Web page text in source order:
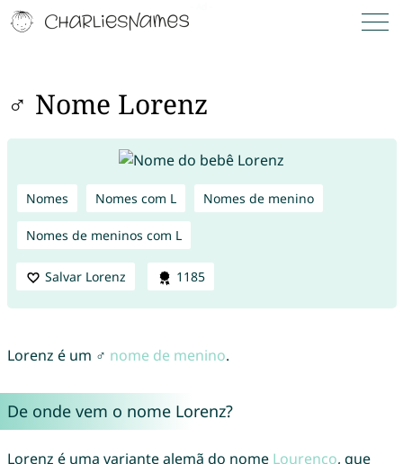
♂ Nome Lorenz
Nomes Nomes com L Nomes de menino
Nomes de meninos com L
Salvar Lorenz 1185
Lorenz é um ♂ nome de menino.
De onde vem o nome Lorenz?
Lorenz é uma variante alemã do nome Lourenço, que